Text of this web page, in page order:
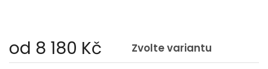
od 8 180 Kč Zvolte variantu